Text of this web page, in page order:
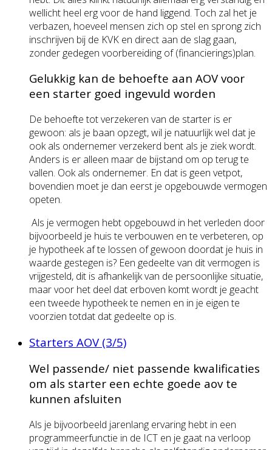
wellicht heel erg voor de hand liggend. Toch zal het je
verbazen, hoeveel mensen zich op stel en sprong zich
inschrijven bij de KVK en direct aan de slag gaan,
zonder gedegen voorbereiding of (financierings)plan.
Gelukkig kan de behoefte aan AOV voor
een starter goed ingevuld worden
De behoefte tot verzekeren van de starter is er
gewoon: als je baan opzegt, wil je natuurlijk wel dat je
ook als ondernemer verzekerd bent als je ziek wordt.
Anders is er alleen maar de bijstand om op terug te
vallen. Ook als ondernemer. En dat is geen vetpot,
bovendien moet je dan eerst je opgebouwde vermogen
opeten.
Als je vermogen hebt opgebouwd in het verleden door
bijvoorbeeld je huis te verbouwen en te verbeteren, op
je hypotheek af te lossen of gewoon doordat je huis in
waarde gestegen is? Een gedeelte van dit vermogen is
vrijgesteld, dit is afhankelijk van de persoonlijke situatie,
maar voor het deel dat erboven komt wordt je geacht
een tweede hypotheek te nemen en in je eigen te
voorzien totdat dat gedeelte op is.
Starters AOV (3/5)
Wel passende/ niet passende kwalificaties
om als starter een echte goede aov te
kunnen afsluiten
Als je bijvoorbeeld jarenlang ervaring hebt in een
programmeerfunctie in de ICT en je gaat na verloop